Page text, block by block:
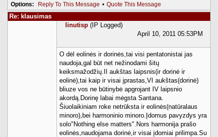
Options: Reply To This Message • Quote This Message
Re: klausimas
linutisp (IP Logged)
April 10, 2011 05:53PM
O dėl eolinės ir dorinės,tai visi pentatonistai jas
naudoja,gal būt net nežinodami šitų
keiksmažodžių.II aukštas laipsnis(ir dorinė ir
eolinė),tai kaip ir visai įprastas,VI aukštas(dorinė)
bliuze vos ne būtinybė apgrojant IV laipsnio
akordą.Dorinę labai mėgsta Santana.
Šiuolaikiniam roke netrūksta ir eolinės(natūralaus
minoro),bei harmoninio minoro.Įdomus pavyzdys yra
solo"Nothing else matters".Nors harmonija prašo
eolinės,naudojama dorinė,ir visai įdomiai prilimpa.Su